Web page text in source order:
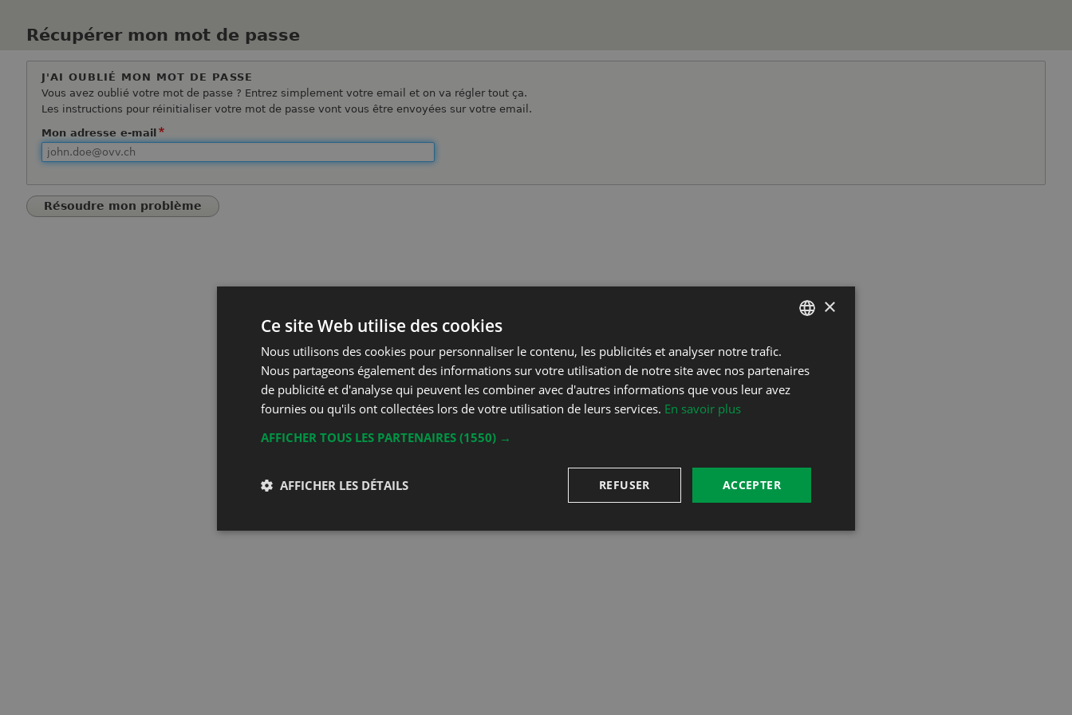
Récupérer mon mot de passe
J'AI OUBLIÉ MON MOT DE PASSE
Vous avez oublié votre mot de passe ? Entrez simplement votre email et on va régler tout ça.
Les instructions pour réinitialiser votre mot de passe vont vous être envoyées sur votre email.
Mon adresse e-mail
DEUTSCH
×
Ce site Web utilise des cookies
Nous utilisons des cookies pour personnaliser le contenu, les publicités et analyser notre trafic.
Nous partageons également des informations sur votre utilisation de notre site avec nos partenaires
de publicité et d'analyse qui peuvent les combiner avec d'autres informations que vous leur avez
fournies ou qu'ils ont collectées lors de votre utilisation de leurs services. En savoir plus
AFFICHER TOUS LES PARTENAIRES (1550) →
ACCEPTER
REFUSER
AFFICHER LES DÉTAILS